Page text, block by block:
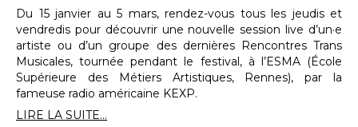
Du 15 janvier au 5 mars, rendez-vous tous les jeudis et
vendredis pour découvrir une nouvelle session live d’un·e
artiste ou d’un groupe des dernières Rencontres Trans
Musicales, tournée pendant le festival, à l’ESMA (École
Supérieure des Métiers Artistiques, Rennes), par la
fameuse radio américaine KEXP.
LIRE LA SUITE...